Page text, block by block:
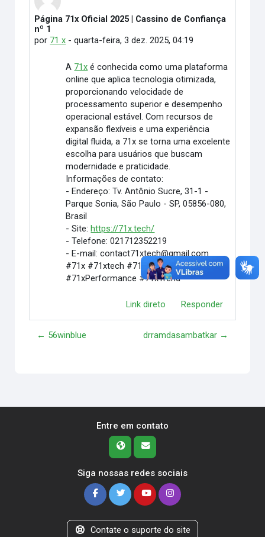
Página 71x Oficial 2025 | Cassino de Confiança
nº 1
por 71 x -quarta-feira, 3 dez. 2025, 04:19
Número de respostas: 0
A 71x é conhecida como uma plataforma
online que aplica tecnologia otimizada,
proporcionando velocidade de
processamento superior e desempenho
operacional estável. Com recursos de
expansão flexíveis e uma experiência
digital fluida, a 71x se torna uma excelente
escolha para usuários que buscam
modernidade e praticidade.
Informações de contato:
- Endereço: Tv. Antônio Sucre, 31-1 -
Parque Sonia, São Paulo - SP, 05856-080,
Brasil
- Site: https://71x.tech/
- Telefone: 021712352219
- E-mail: contact71xtech@gmail.com
#71x #71xtech #71xSuccess
#71xPerformance #71xTrend
Link direto Responder
← 56winblue drramdasambatkar →
Entre em contato
Siga nossas redes sociais
Contate o suporte do site